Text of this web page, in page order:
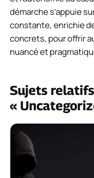
démarche s’appuie
constante, enrichie
concrets, pour offrir
nuancé et
Sujets
«